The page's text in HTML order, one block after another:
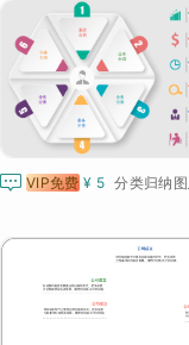
 VIP免费 ¥ 5